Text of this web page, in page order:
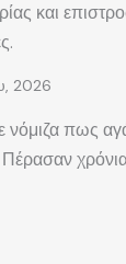
και
2026
νόμιζα πως